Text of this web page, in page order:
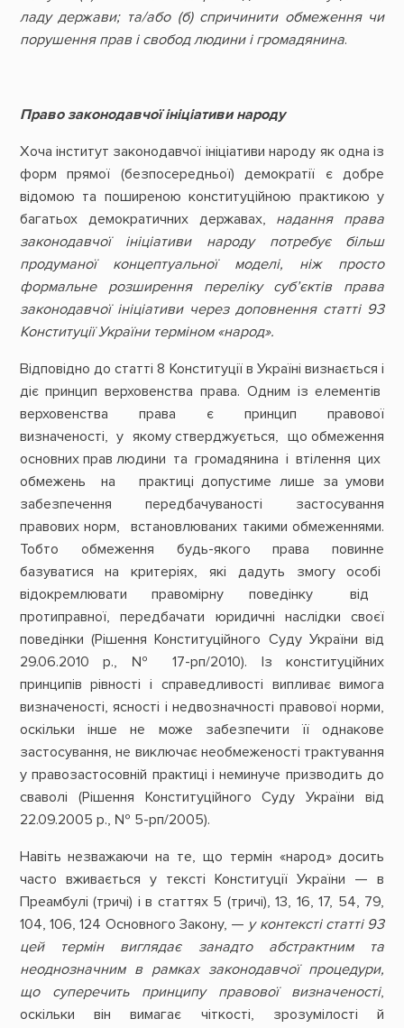
ладу держави; та/або (б) спричинити обмеження чи
порушення прав і свобод людини і громадянина.
Право законодавчої ініціативи народу
Хоча інститут законодавчої ініціативи народу як одна із
форм прямої (безпосередньої) демократії є добре
відомою та поширеною конституційною практикою у
багатьох демократичних державах, надання права
законодавчої ініціативи народу потребує більш
продуманої концептуальної моделі, ніж просто
формальне розширення переліку суб’єктів права
законодавчої ініціативи через доповнення статті 93
Конституції України терміном «народ».
Відповідно до статті 8 Конституції в Україні визнається і
діє принцип верховенства права. Одним із елементів
верховенства права є принцип правової
визначеності, у якому стверджується, що обмеження
основних прав людини та громадянина і втілення цих
обмежень на практиці допустиме лише за умови
забезпечення передбачуваності застосування
правових норм, встановлюваних такими обмеженнями.
Тобто обмеження будь-якого права повинне
базуватися на критеріях, які дадуть змогу особі
відокремлювати правомірну поведінку від
протиправної, передбачати юридичні наслідки своєї
поведінки (Рішення Конституційного Суду України від
29.06.2010 р., № 17-рп/2010). Із конституційних
принципів рівності і справедливості випливає вимога
визначеності, ясності і недвозначності правової норми,
оскільки інше не може забезпечити її однакове
застосування, не виключає необмеженості трактування
у правозастосовній практиці і неминуче призводить до
сваволі (Рішення Конституційного Суду України від
22.09.2005 р., № 5-рп/2005).
Навіть незважаючи на те, що термін «народ» досить
часто вживається у тексті Конституції України — в
Преамбулі (тричі) і в статтях 5 (тричі), 13, 16, 17, 54, 79,
104, 106, 124 Основного Закону, — у контексті статті 93
цей термін виглядає занадто абстрактним та
неоднозначним в рамках законодавчої процедури,
що суперечить принципу правової визначеності,
оскільки він вимагає чіткості, зрозумілості й